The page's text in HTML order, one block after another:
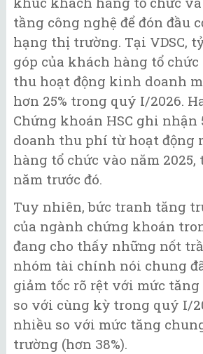
tầng công nghệ để đón đầu
hạng thị trường. Tại VDSC,
góp của khách hàng tổ
thu hoạt động kinh doanh
hơn 25% trong quý I/2026.
Chứng khoán HSC ghi nhận
doanh thu phí từ hoạt động
hàng tổ chức vào năm 2025,
năm trước đó.
Tuy nhiên, bức tranh tăng
của ngành chứng khoán
đang cho thấy những nốt
nhóm tài chính nói chung
giảm tốc rõ rệt với mức tăng
so với cùng kỳ trong quý I/
nhiều so với mức tăng
trường (hơn 38%).